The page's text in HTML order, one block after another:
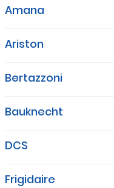
Amana
Ariston
Bertazzoni
Bauknecht
DCS
Frigidaire